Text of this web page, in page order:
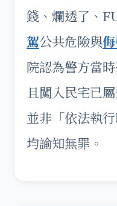
錢、爛透了、
駕公共危險與
院認為警方當
且闖入民宅已
並非「依法執
均諭知無罪。